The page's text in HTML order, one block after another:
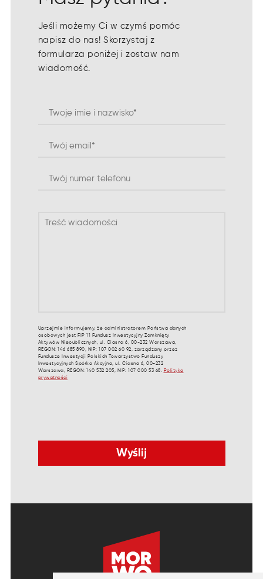
Jeśli możemy Ci w czymś pomóc
napisz do nas! Skorzystaj z
formularza poniżej i zostaw nam
wiadomość.
Uprzejmie informujemy, że administratorem Państwa danych
osobowych jest FIP 11 Fundusz Inwestycyjny Zamknięty
Aktywów Niepublicznych, ul. Ciasna 6, 00-232 Warszawa,
REGON: 146 685 890, NIP: 107 002 60 92, zarządzany przez
Fundusze Inwestycji Polskich Towarzystwo Funduszy
Inwestycyjnych Spółka Akcyjna, ul. Ciasna 6, 00-232
Warszawa, REGON: 140 532 205, NIP: 107 000 53 68. Polityka
prywatności